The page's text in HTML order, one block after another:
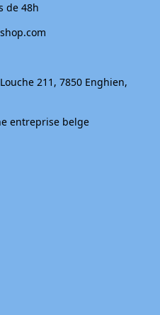
de 48h
211, 7850 Enghien,
entreprise belge